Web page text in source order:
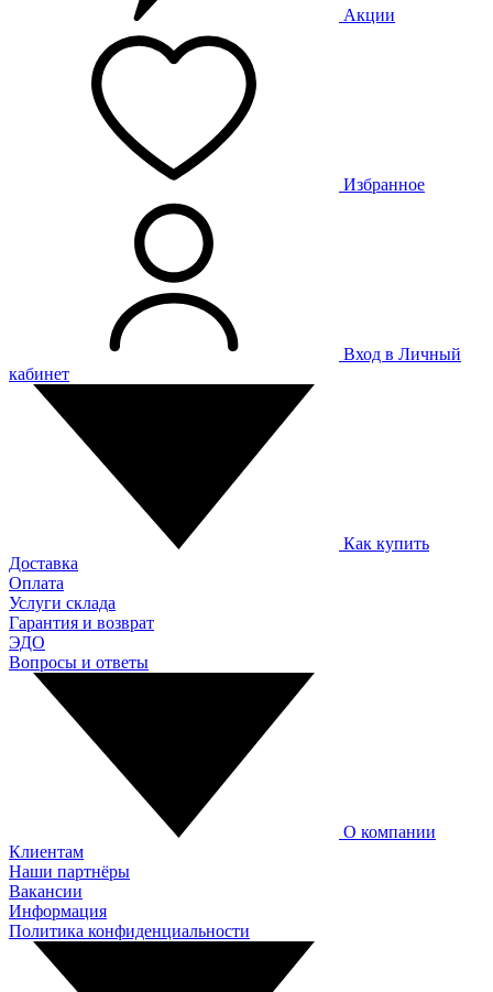
Акции
Избранное
Вход в Личный
кабинет
Как купить
Доставка
Оплата
Услуги склада
Гарантия и возврат
ЭДО
Вопросы и ответы
О компании
Клиентам
Наши партнёры
Вакансии
Информация
Политика конфиденциальности